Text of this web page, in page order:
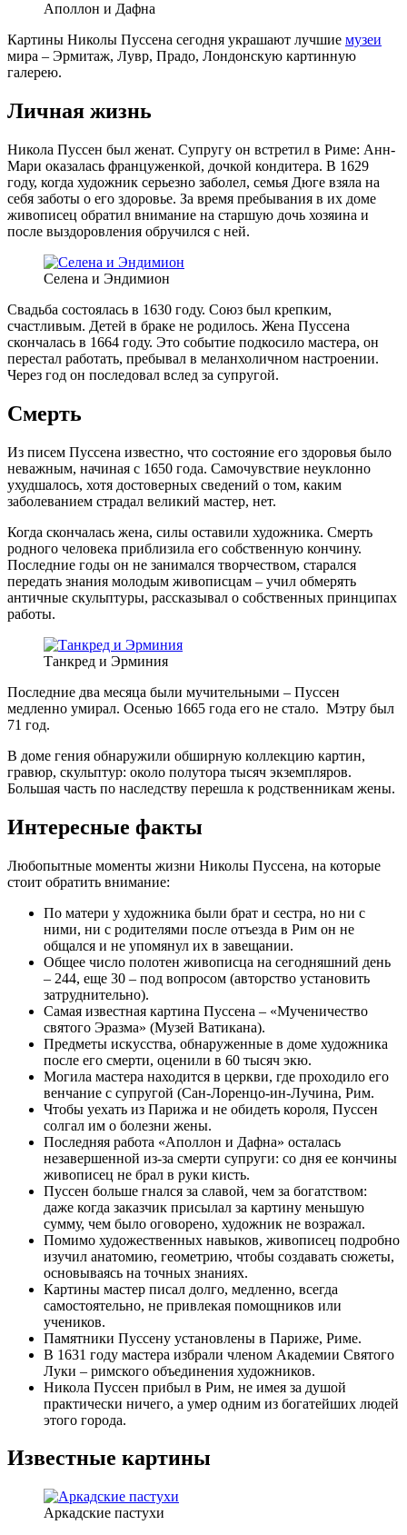
Аполлон и Дафна
Картины Николы Пуссена сегодня украшают лучшие музеи
мира – Эрмитаж, Лувр, Прадо, Лондонскую картинную
галерею.
Личная жизнь
Никола Пуссен был женат. Супругу он встретил в Риме: Анн-
Мари оказалась француженкой, дочкой кондитера. В 1629
году, когда художник серьезно заболел, семья Дюге взяла на
себя заботы о его здоровье. За время пребывания в их доме
живописец обратил внимание на старшую дочь хозяина и
после выздоровления обручился с ней.
Селена и Эндимион
Свадьба состоялась в 1630 году. Союз был крепким,
счастливым. Детей в браке не родилось. Жена Пуссена
скончалась в 1664 году. Это событие подкосило мастера, он
перестал работать, пребывал в меланхоличном настроении.
Через год он последовал вслед за супругой.
Смерть
Из писем Пуссена известно, что состояние его здоровья было
неважным, начиная с 1650 года. Самочувствие неуклонно
ухудшалось, хотя достоверных сведений о том, каким
заболеванием страдал великий мастер, нет.
Когда скончалась жена, силы оставили художника. Смерть
родного человека приблизила его собственную кончину.
Последние годы он не занимался творчеством, старался
передать знания молодым живописцам – учил обмерять
античные скульптуры, рассказывал о собственных принципах
работы.
Танкред и Эрминия
Последние два месяца были мучительными – Пуссен
медленно умирал. Осенью 1665 года его не стало. Мэтру был
71 год.
В доме гения обнаружили обширную коллекцию картин,
гравюр, скульптур: около полутора тысяч экземпляров.
Большая часть по наследству перешла к родственникам жены.
Интересные факты
Любопытные моменты жизни Николы Пуссена, на которые
стоит обратить внимание:
По матери у художника были брат и сестра, но ни с
ними, ни с родителями после отъезда в Рим он не
общался и не упомянул их в завещании.
Общее число полотен живописца на сегодняшний день
– 244, еще 30 – под вопросом (авторство установить
затруднительно).
Самая известная картина Пуссена – «Мученичество
святого Эразма» (Музей Ватикана).
Предметы искусства, обнаруженные в доме художника
после его смерти, оценили в 60 тысяч экю.
Могила мастера находится в церкви, где проходило его
венчание с супругой (Сан-Лоренцо-ин-Лучина, Рим.
Чтобы уехать из Парижа и не обидеть короля, Пуссен
солгал им о болезни жены.
Последняя работа «Аполлон и Дафна» осталась
незавершенной из-за смерти супруги: со дня ее кончины
живописец не брал в руки кисть.
Пуссен больше гнался за славой, чем за богатством:
даже когда заказчик присылал за картину меньшую
сумму, чем было оговорено, художник не возражал.
Помимо художественных навыков, живописец подробно
изучил анатомию, геометрию, чтобы создавать сюжеты,
основываясь на точных знаниях.
Картины мастер писал долго, медленно, всегда
самостоятельно, не привлекая помощников или
учеников.
Памятники Пуссену установлены в Париже, Риме.
В 1631 году мастера избрали членом Академии Святого
Луки – римского объединения художников.
Никола Пуссен прибыл в Рим, не имея за душой
практически ничего, а умер одним из богатейших людей
этого города.
Известные картины
Аркадские пастухи